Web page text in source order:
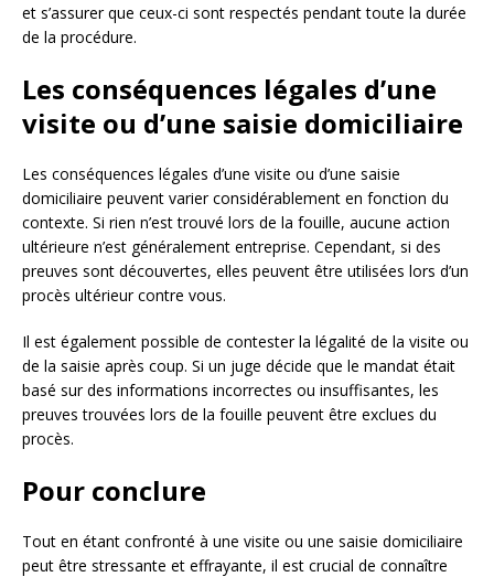
et s’assurer que ceux-ci sont respectés pendant toute la durée
de la procédure.
Les conséquences légales d’une
visite ou d’une saisie domiciliaire
Les conséquences légales d’une visite ou d’une saisie
domiciliaire peuvent varier considérablement en fonction du
contexte. Si rien n’est trouvé lors de la fouille, aucune action
ultérieure n’est généralement entreprise. Cependant, si des
preuves sont découvertes, elles peuvent être utilisées lors d’un
procès ultérieur contre vous.
Il est également possible de contester la légalité de la visite ou
de la saisie après coup. Si un juge décide que le mandat était
basé sur des informations incorrectes ou insuffisantes, les
preuves trouvées lors de la fouille peuvent être exclues du
procès.
Pour conclure
Tout en étant confronté à une visite ou une saisie domiciliaire
peut être stressante et effrayante, il est crucial de connaître